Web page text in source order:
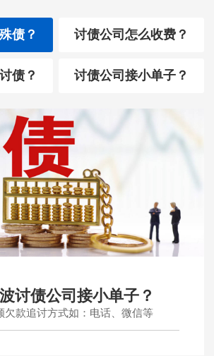
债？ 讨债公司怎么收费？
债？ 讨债公司接小单子？
讨债公司接小单子？
欠款追讨方式如：电话、微信等